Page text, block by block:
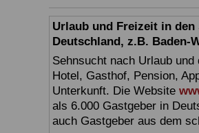
Urlaub und Freizeit in
Deutschland, z.B. Baden-
Sehnsucht nach Urlaub
Hotel, Gasthof, Pension,
Unterkunft. Die Website
als 6.000 Gastgeber in
auch Gastgeber aus dem